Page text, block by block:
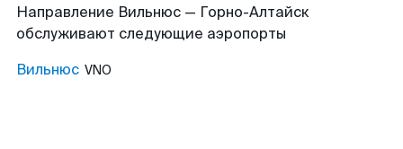
Направление Вильнюс — Горно-Алтайск
обслуживают следующие аэропорты
Вильнюс VNO